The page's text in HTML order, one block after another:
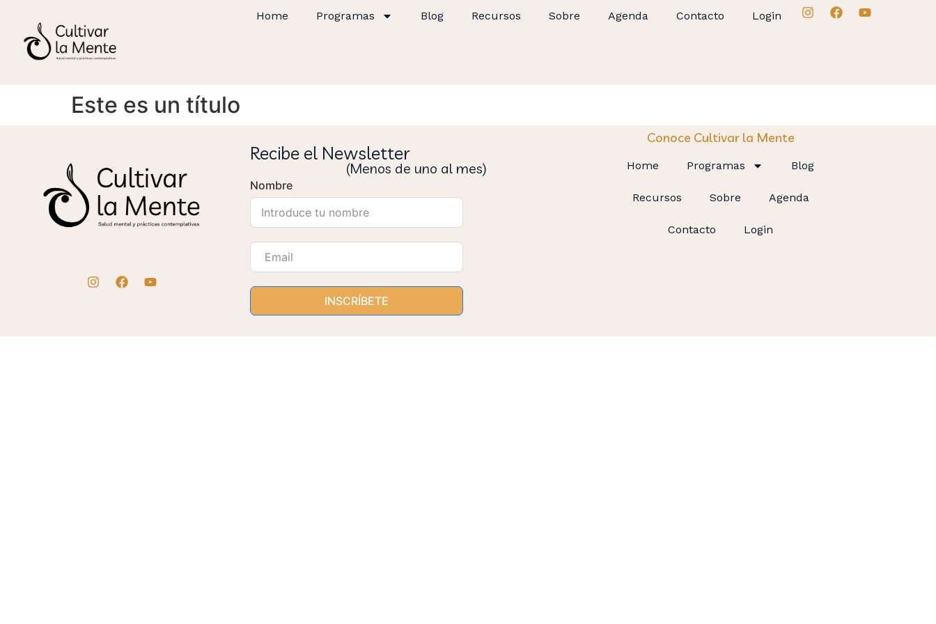
Home Programas Blog Recursos Sobre Agenda Contacto Login
Este es un título
Recibe el Newsletter
(Menos de uno al mes)
Nombre
INSCRÍBETE
Conoce Cultivar la Mente
Home Programas Blog
Recursos Sobre Agenda
Contacto Login